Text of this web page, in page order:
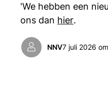
'We hebben een
ons dan hier.
NNV7 juli 2026